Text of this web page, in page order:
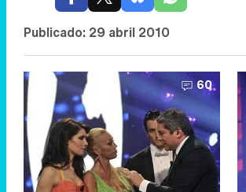
Publicado: 29 abril 2010
60